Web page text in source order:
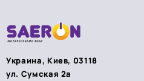
Украина, Киев, 03118
ул. Сумская 2а